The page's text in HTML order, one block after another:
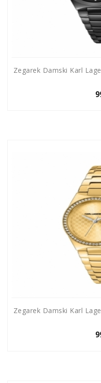
Zegarek Damski Karl
Zegarek Damski Karl